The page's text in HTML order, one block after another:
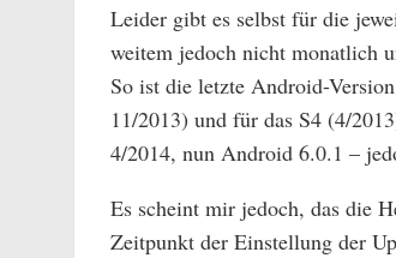
Leider gibt es selbst für die
weitem jedoch nicht monatlich
So ist die letzte Android-
11/2013) und für das S4 (4/
4/2014, nun Android 6.0.1 –
Es scheint mir jedoch, das die
Zeitpunkt der Einstellung der